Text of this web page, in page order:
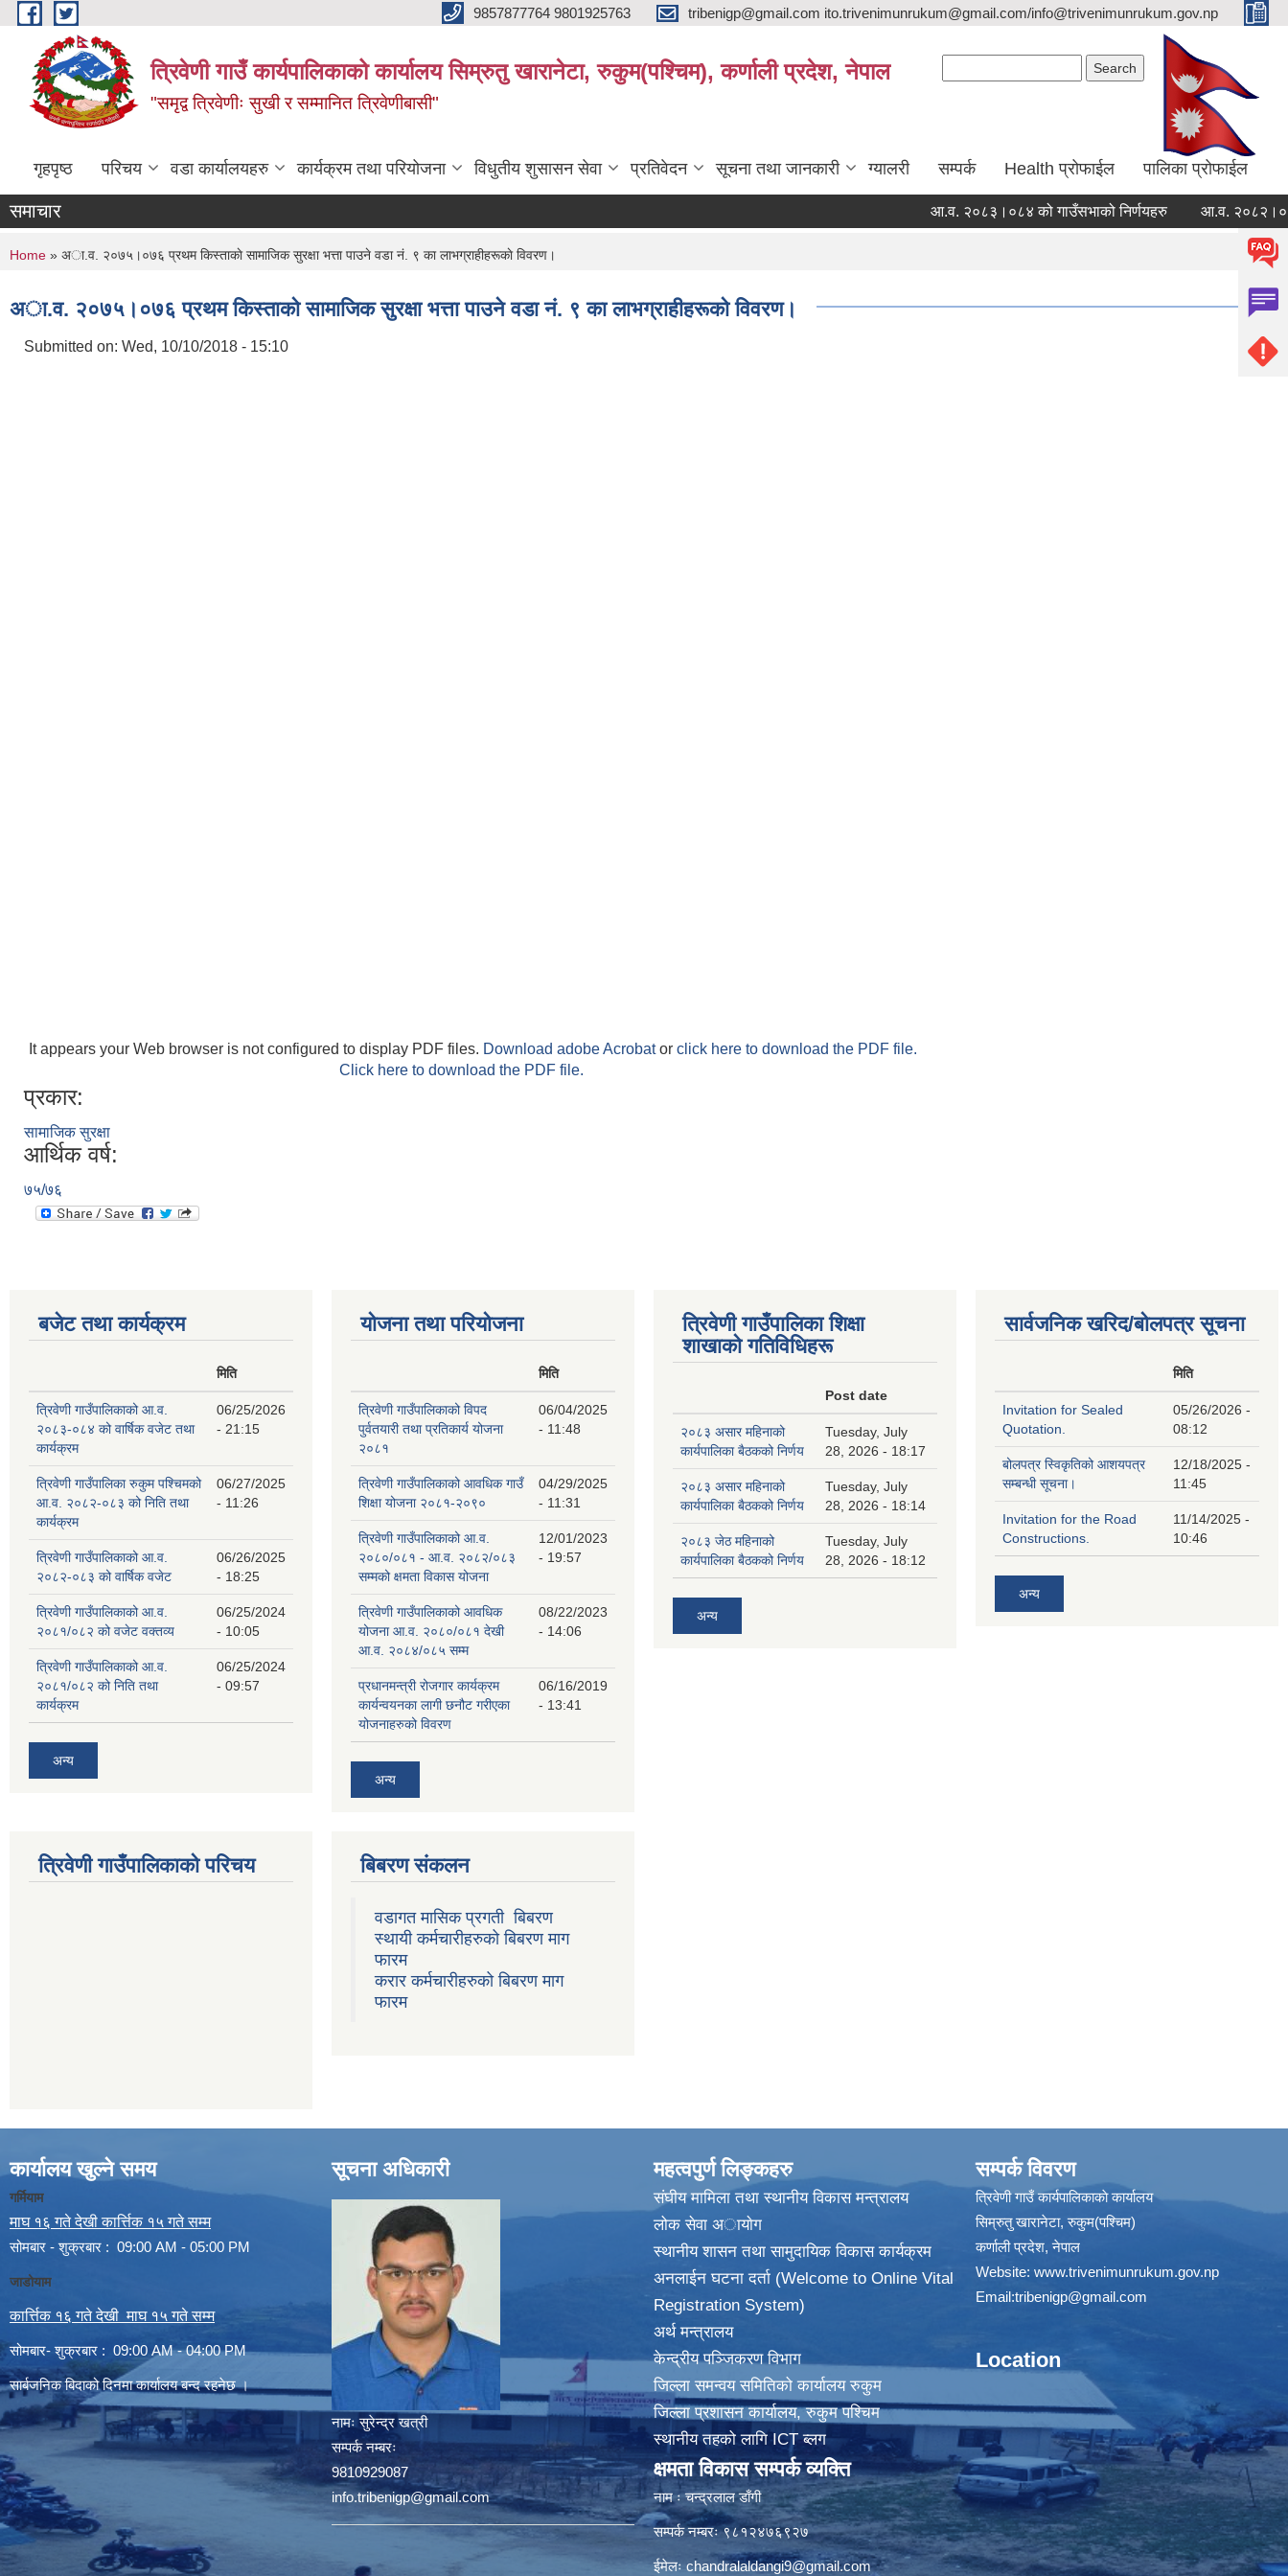
Skip to main content 9857877764 9801925763 tribenigp@gmail.com ito.trivenimunrukum@gmail.com/info@trivenimunrukum.gov.np
त्रिवेणी गाउँ कार्यपालिकाको कार्यालय सिम्रुतु खारानेटा, रुकुम(पश्‍चिम), कर्णाली प्रदेश, नेपाल
"समृद्व त्रिवेणीः सुखी र सम्मानित त्रिवेणीबासी"
गृहपृष्ठ परिचय वडा कार्यालयहरु कार्यक्रम तथा परियोजना विधुतीय शुसासन सेवा प्रतिवेदन सूचना तथा जानकारी ग्यालरी सम्पर्क Health प्रोफाईल पालिका प्रोफाईल
समाचार आ.व. २०८३।०८४ को गाउँसभाको निर्णयहरु आ.व. २०८२।०८३ को
You are here
Home » अा.व. २०७५।०७६ प्रथम किस्ताकाे सामाजिक सुरक्षा भत्ता पाउने वडा नं. ९ का लाभग्राहीहरूकाे विवरण।
अा.व. २०७५।०७६ प्रथम किस्ताकाे सामाजिक सुरक्षा भत्ता पाउने वडा नं. ९ का लाभग्राहीहरूकाे विवरण।
Submitted on: Wed, 10/10/2018 - 15:10
It appears your Web browser is not configured to display PDF files. Download adobe Acrobator click here to download the PDF file.
Click here to download the PDF file.
प्रकार:
सामाजिक सुरक्षा
आर्थिक वर्ष:
७५/७६
बजेट तथा कार्यक्रम
मिति
त्रिवेणी गाउँपालिकाको आ.व.
२०८३-०८४ को वार्षिक वजेट तथा
कार्यक्रम
06/25/2026
- 21:15
त्रिवेणी गाउँपालिका रुकुम पश्‍चिमको
आ.व. २०८२-०८३ को निति तथा
कार्यक्रम
06/27/2025
- 11:26
त्रिवेणी गाउँपालिकाको आ.व.
२०८२-०८३ को वार्षिक वजेट
06/26/2025
- 18:25
त्रिवेणी गाउँपालिकाको आ.व.
२०८१/०८२ को वजेट वक्तव्य
06/25/2024
- 10:05
त्रिवेणी गाउँपालिकाको आ.व.
२०८१/०८२ को निति तथा
कार्यक्रम
06/25/2024
- 09:57
अन्य
योजना तथा परियोजना
मिति
त्रिवेणी गाउँपालिकाको विपद
पुर्वतयारी तथा प्रतिकार्य योजना
२०८१
06/04/2025
- 11:48
त्रिवेणी गाउँपालिकाको आवधिक गाउँ
शिक्षा योजना २०८१-२०९०
04/29/2025
- 11:31
त्रिवेणी गाउँपालिकाको आ.व.
२०८०/०८१ - आ.व. २०८२/०८३
सम्मको क्षमता विकास योजना
12/01/2023
- 19:57
त्रिवेणी गाउँपालिकाको आवधिक
योजना आ.व. २०८०/०८१ देखी
आ.व. २०८४/०८५ सम्म
08/22/2023
- 14:06
प्रधानमन्त्री रोजगार कार्यक्रम
कार्यन्वयनका लागी छनौट गरीएका
योजनाहरुको विवरण
06/16/2019
- 13:41
अन्य
त्रिवेणी गाउँपालिका शिक्षा
शाखाकाे गतिविधिहरू
Post date
२०८३ असार महिनाको
कार्यपालिका बैठकको निर्णय
Tuesday, July
28, 2026 - 18:17
२०८३ असार महिनाको
कार्यपालिका बैठकको निर्णय
Tuesday, July
28, 2026 - 18:14
२०८३ जेठ महिनाको
कार्यपालिका बैठकको निर्णय
Tuesday, July
28, 2026 - 18:12
अन्य
सार्वजनिक खरिद/बोलपत्र सूचना
मिति
Invitation for Sealed
Quotation.
05/26/2026 -
08:12
बोलपत्र स्विकृतिको आशयपत्र
सम्बन्धी सूचना।
12/18/2025 -
11:45
Invitation for the Road
Constructions.
11/14/2025 -
10:46
अन्य
त्रिवेणी गाउँपालिकाको परिचय बिबरण संकलन
वडागत मासिक प्रगती बिबरण
स्थायी कर्मचारीहरुको बिबरण माग
फारम
करार कर्मचारीहरुको बिबरण माग
फारम
कार्यालय खुल्ने समय
गर्मियाम
माघ १६ गते देखी कार्त्तिक १५ गते सम्म
सोमबार - शुक्रबार : 09:00 AM - 05:00 PM
जाडोयाम
कार्त्तिक १६ गते देखी माघ १५ गते सम्म
सोमबार- शुक्रबार : 09:00 AM - 04:00 PM
सार्बजनिक बिदाको दिनमा कार्यालय बन्द रहनेछ ।
सूचना अधिकारी
नामः सुरेन्द्र खत्री
सम्पर्क नम्बरः
9810929087
info.tribenigp@gmail.com
महत्वपुर्ण लिङ्कहरु
संघीय मामिला तथा स्थानीय विकास मन्त्रालय
लोक सेवा अायाेग
स्थानीय शासन तथा सामुदायिक विकास कार्यक्रम
अनलाईन घटना दर्ता (Welcome to Online Vital
Registration System)
अर्थ मन्त्रालय
केन्द्रीय पञ्जिकरण विभाग
जिल्ला समन्वय समितिको कार्यालय रुकुम
जिल्ला प्रशासन कार्यालय, रुकुम पश्चिम
स्थानीय तहको लागि ICT ब्लग
क्षमता विकास सम्पर्क व्यक्ति
नाम ः चन्द्रलाल डाँगी
सम्पर्क नम्बरः ९८१२४७६९२७
ईमेलःchandralaldangi9@gmail.com
सम्पर्क विवरण
त्रिवेणी गाउँ कार्यपालिकाकाे कार्यालय
सिम्रुतु खारानेटा, रुकुम(पश्‍चिम)
कर्णाली प्रदेश, नेपाल
Website: www.trivenimunrukum.gov.np
Email:tribenigp@gmail.com
Location